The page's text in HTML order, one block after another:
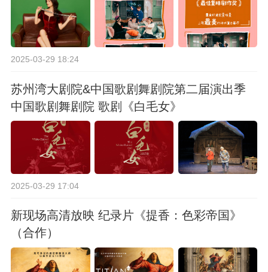
2025-03-29 18:24
苏州湾大剧院&中国歌剧舞剧院第二届演出季
中国歌剧舞剧院 歌剧《白毛女》
2025-03-29 17:04
新现场高清放映 纪录片《提香：色彩帝国》
（合作）